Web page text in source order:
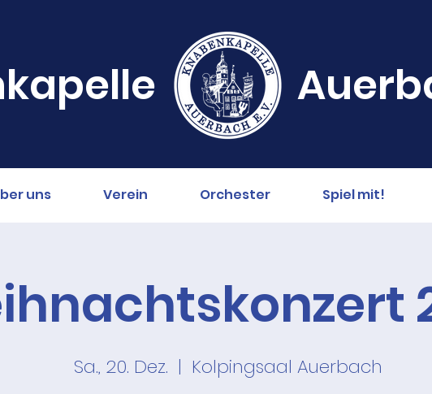
uns Verein Orchester Spiel mit!
Sa., 20. Dez.
  |
Kolpingsaal Auerbach